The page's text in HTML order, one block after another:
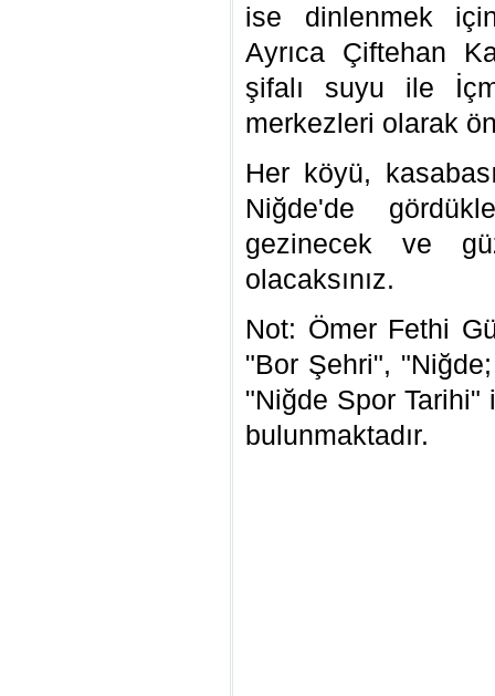
ise dinlenmek
Ayrıca Çiftehan
şifalı suyu ile
merkezleri olarak
Her köyü,
Niğde'de
gezinecek ve
olacaksınız.
Not: Ömer Fethi
"Bor Şehri",
"Niğde Spor Tarihi"
bulunmaktadır.